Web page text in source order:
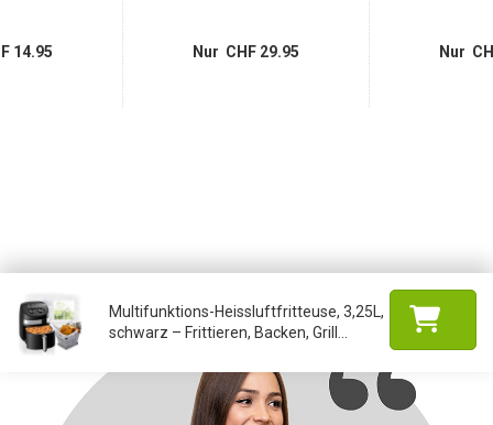
14.95 Nur CHF 29.95 Nur
Multifunktions-Heissluftfritteuse, 3,25L,
schwarz – Frittieren, Backen, Grill...